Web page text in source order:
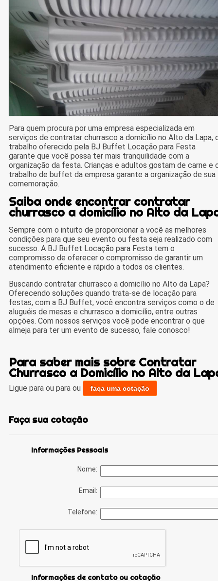
Para quem procura por uma empresa especializada em
serviços de contratar churrasco a domicílio no Alto da Lapa,
trabalho oferecido pela BJ Buffet Locação para Festa
garante que você possa ter mais tranquilidade com a
organização da festa. Crianças e adultos gostam de carne e
trabalho de buffet da empresa garante a organização de sua
comemoração.
Saiba onde encontrar contratar
churrasco a domicílio no Alto da
Sempre com o intuito de proporcionar a você as melhores
condições para que seu evento ou festa seja realizado com
sucesso. A BJ Buffet Locação para Festa tem o
compromisso de oferecer o compromisso de garantir um
atendimento eficiente e rápido a todos os clientes.
Buscando contratar churrasco a domicílio no Alto da Lapa?
Oferecendo soluções quando trata-se de locação para
festas, com a BJ Buffet, você encontra serviços como o de
aluguéis de mesas e churrasco a domicílio, entre outras
opções. Com nossos serviços você pode encontrar o que
almeja para ter um evento de sucesso, fale conosco!
Para saber mais sobre Contratar
Churrasco a Domicílio no Alto da
Ligue para ou para ou faça uma cotação
Faça sua cotação
Informações Pessoais
Nome:
Email:
Telefone:
Informações de contato ou cotação